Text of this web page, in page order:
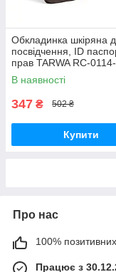
Обкладинка шкіряна
посвідчення, ID
прав TARWA RC-
В наявності
347 ₴ 502 ₴
Купити
Про нас
100% позитивних
Працює з